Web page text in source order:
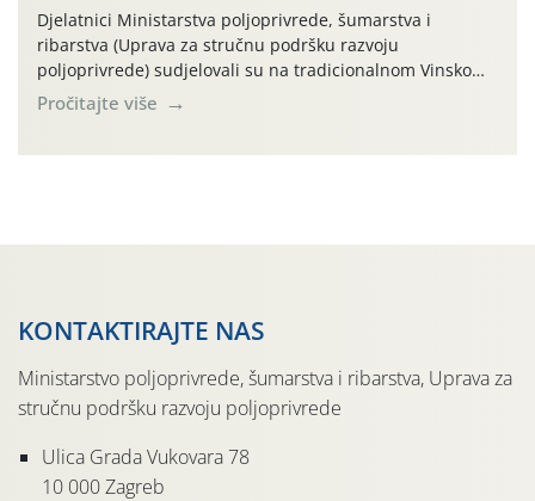
Djelatnici Ministarstva poljoprivrede, šumarstva i
ribarstva (Uprava za stručnu podršku razvoju
poljoprivrede) sudjelovali su na tradicionalnom Vinskom
forumu, održanom 24.07.2026. godine u Domu vinarske
tradicije u Putnikovićima na poluotoku Pelješcu, u
Pročitajte više
KONTAKTIRAJTE NAS
Ministarstvo poljoprivrede, šumarstva i ribarstva, Uprava za
stručnu podršku razvoju poljoprivrede
Ulica Grada Vukovara 78
10 000 Zagreb